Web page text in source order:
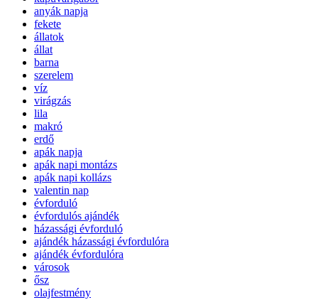
anyák napja
fekete
állatok
állat
barna
szerelem
víz
virágzás
lila
makró
erdő
apák napja
apák napi montázs
apák napi kollázs
valentin nap
évforduló
évfordulós ajándék
házassági évforduló
ajándék házassági évfordulóra
ajándék évfordulóra
városok
ősz
olajfestmény